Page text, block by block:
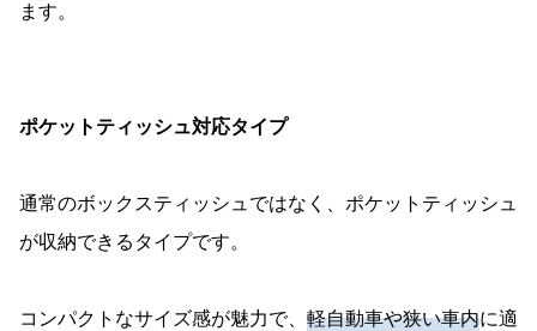
ます。
ポケットティッシュ対応タイプ
通常のボックスティッシュではなく、ポケットティッシュ
が収納できるタイプです。
コンパクトなサイズ感が魅力で、 軽自動車や狭い車内に適